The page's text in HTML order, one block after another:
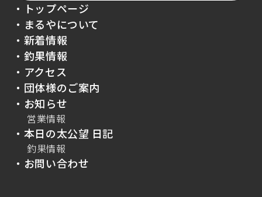
・トップページ
・まるやについて
・新着情報
・釣果情報
・アクセス
・団体様のご案内
・お知らせ
営業情報
・本日の太公望 日記
釣果情報
・お問い合わせ